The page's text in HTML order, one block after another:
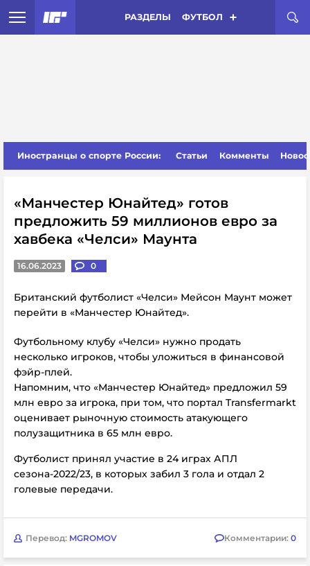
РАЗДЕЛЫ ФУТБОЛ
Иностранцы о спорте России: Статьи Комменты
«Манчестер Юнайтед» готов
предложить 59 миллионов евро за
хавбека «Челси» Маунта
16.06.2023 0
Британский футболист «Челси» Мейсон Маунт может
перейти в «Манчестер Юнайтед».
Футбольному клубу «Челси» нужно продать
несколько игроков, чтобы уложиться в финансовой
фэйр-плей.
Напомним, что «Манчестер Юнайтед» предложил 59
млн евро за игрока, при том, что портал Transfermarkt
оценивает рыночную стоимость атакующего
полузащитника в 65 млн евро.
Футболист принял участие в 24 играх АПЛ
сезона-2022/23, в которых забил 3 гола и отдал 2
голевые передачи.
Перевод: MGROMOV Комментарии: 0